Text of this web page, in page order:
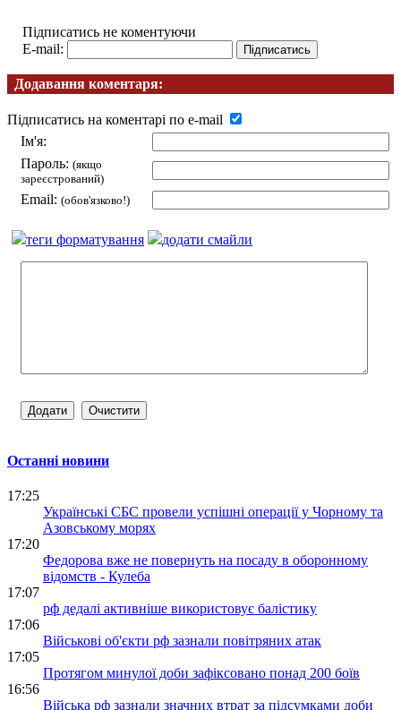
Підписатись не коментуючи
E-mail:
Додавання коментаря:
Підписатись на коментарі по e-mail
Ім'я:
Пароль: (якщо
зареєстрований)
Email: (обов'язково!)
теги форматування додати смайли
Останні новини
17:25
Українські СБС провели успішні операції у Чорному та
Азовському морях
17:20
Федорова вже не повернуть на посаду в оборонному
відомств - Кулеба
17:07
рф дедалі активніше використовує балістику
17:06
Військові об'єкти рф зазнали повітряних атак
17:05
Протягом минулої доби зафіксовано понад 200 боїв
16:56
Війська рф зазнали значних втрат за підсумками доби